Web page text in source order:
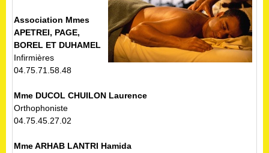
Association Mmes
APETREI, PAGE,
BOREL ET DUHAMEL
Infirmières
04.75.71.58.48
Mme DUCOL CHUILON Laurence
Orthophoniste
04.75.45.27.02
Mme ARHAB LANTRI Hamida